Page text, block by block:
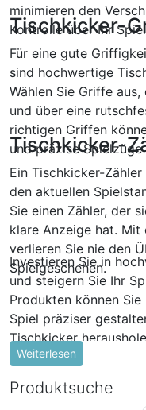
minimieren den
Kontrolle über Ihr
Tischkicker-
Für eine gute
sind hochwertige
Wählen Sie Griffe
und über eine
richtigen Griffen
und präzise Spielzüge
Tischkicker-
Ein Tischkicker-
den aktuellen
Sie einen Zähler, der
klare Anzeige hat. Mit
verlieren Sie nie den
Spielgeschehen.
Investieren Sie in
und steigern Sie Ihr
Produkten können
Spiel präziser
Tischkicker
Weiterlesen
Produktsuche